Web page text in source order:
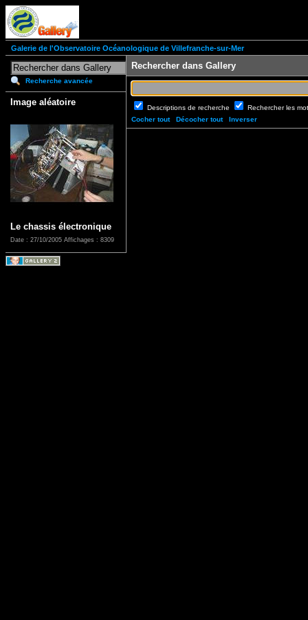
Galerie de l'Observatoire Océanologique de Villefranche-sur-Mer
Recherche avancée
Image aléatoire
Le chassis électronique
Date : 27/10/2005 Affichages : 8309
Rechercher dans Gallery
Descriptions de recherche
Rechercher les
Cocher tout
Décocher tout Inverser